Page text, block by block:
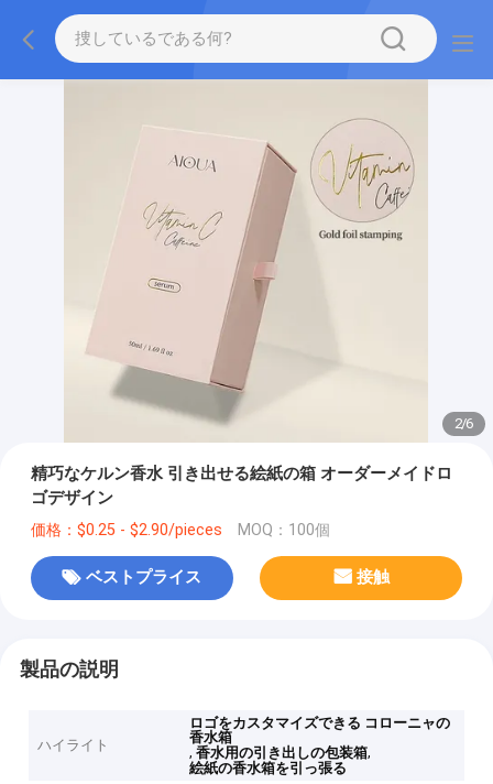
2/6
精巧なケルン香水 引き出せる絵紙の箱 オーダーメイドロ
ゴデザイン
価格：$0.25 - $2.90/pieces MOQ：100個
ベストプライス 接触
製品の説明
ハイライト
ロゴをカスタマイズできる コローニャの
香水箱
,香水用の引き出しの包装箱,
絵紙の香水箱を引っ張る